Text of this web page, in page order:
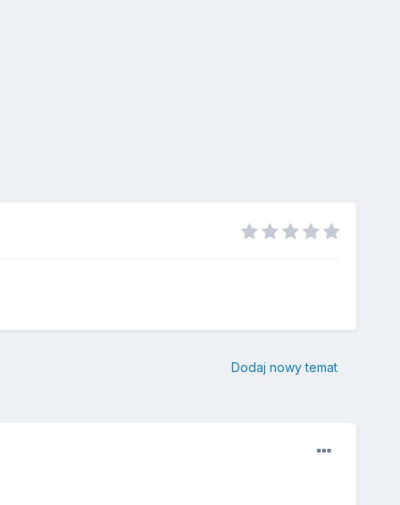
Dodaj nowy temat